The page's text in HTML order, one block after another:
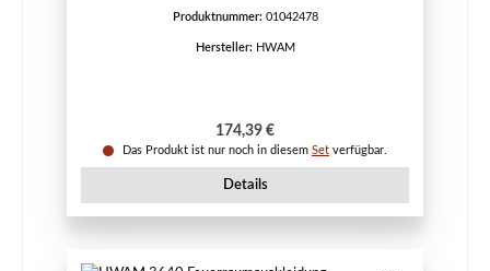
Produktnummer: 01042478
Hersteller: HWAM
Regulärer Preis:
174,39 €
Das Produkt ist nur noch in diesem Set verfügbar.
Details